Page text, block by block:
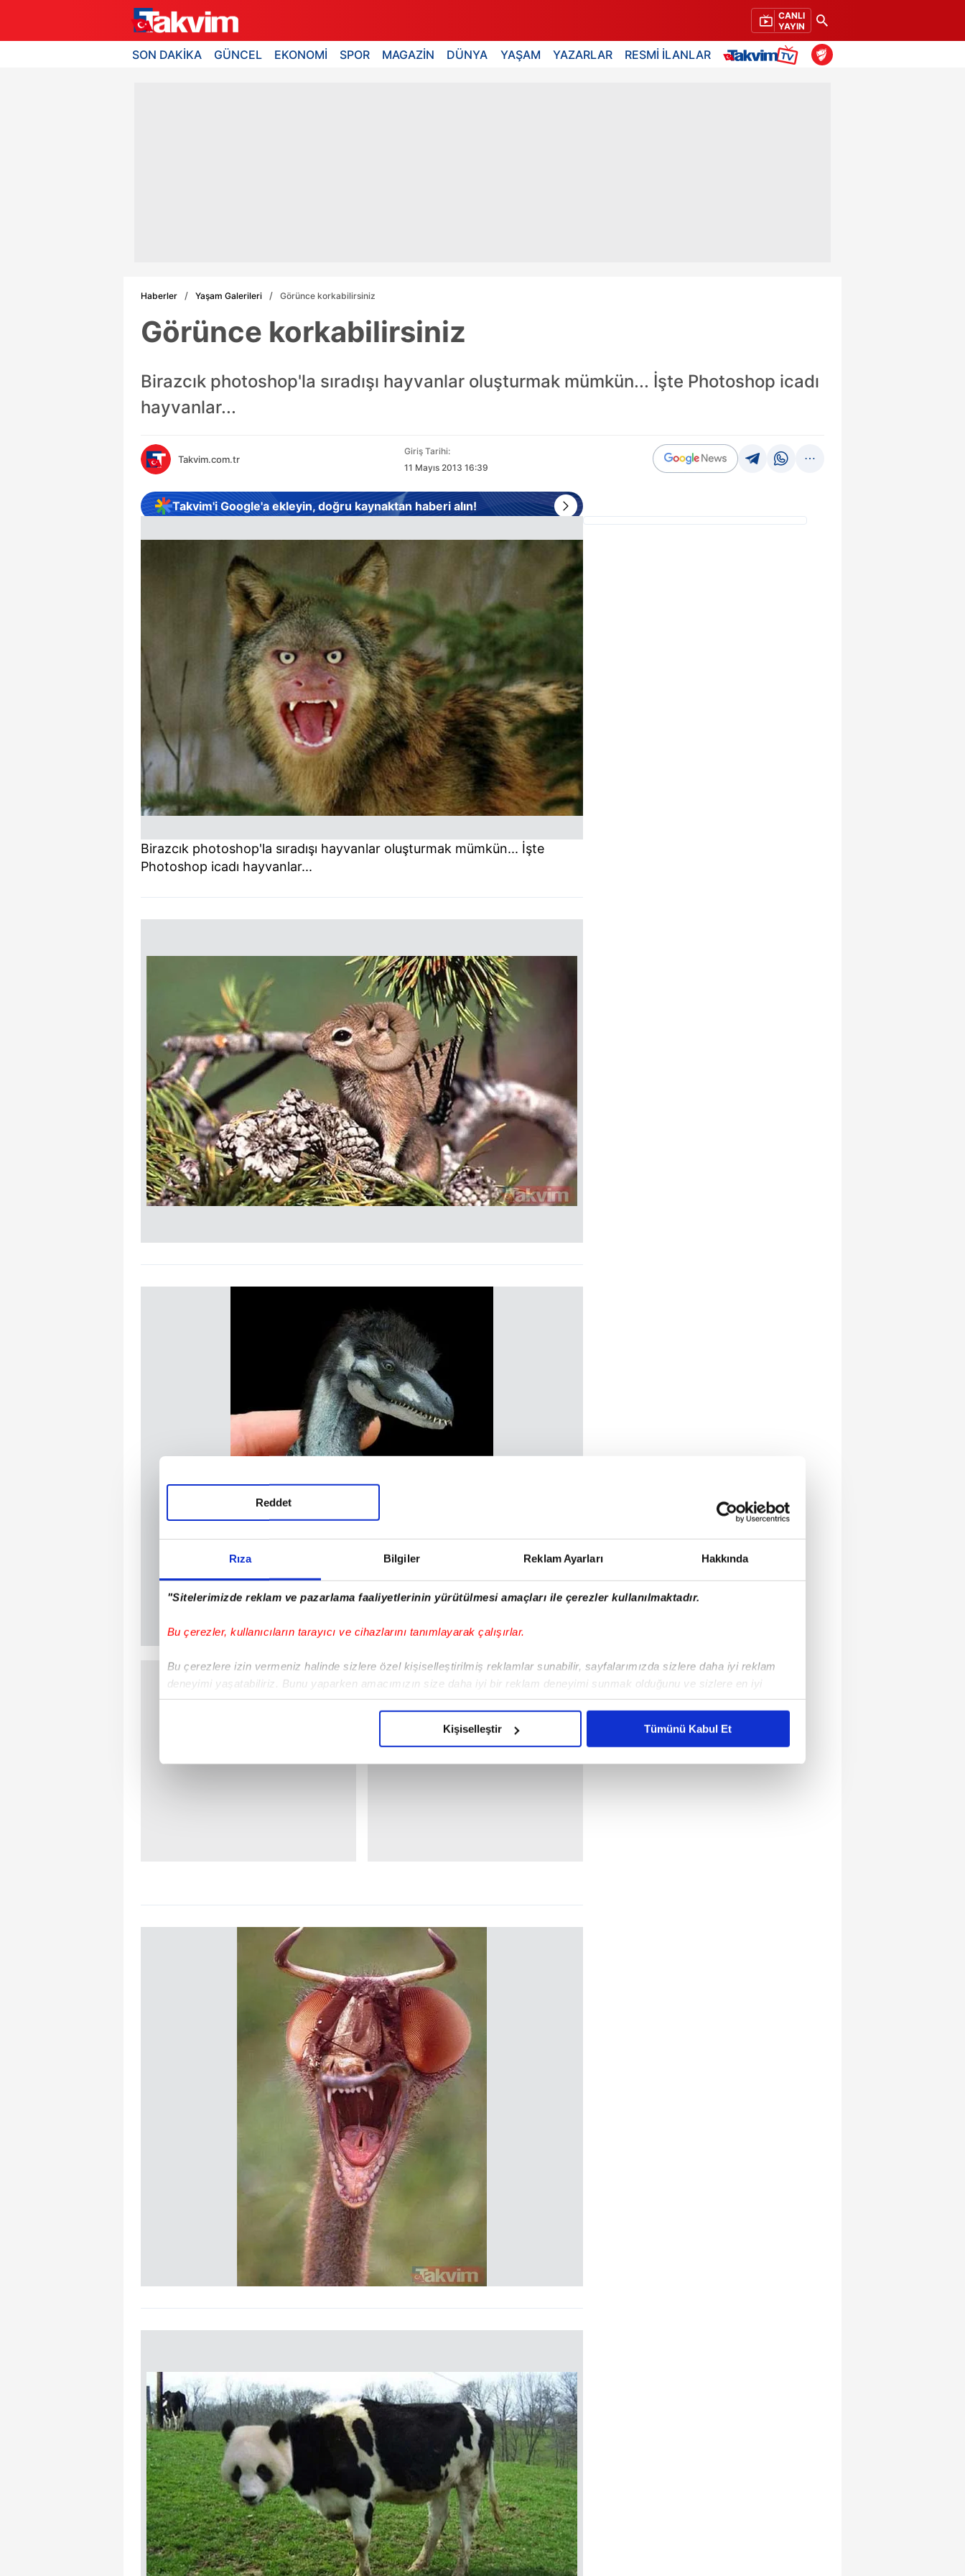
Rıza Bilgiler Reklam Ayarları Hakkında
"Sitelerimizde reklam ve pazarlama faaliyetlerinin yürütülmesi amaçları ile çerezler kullanılmaktadır.
Bu çerezler, kullanıcıların tarayıcı ve cihazlarını tanımlayarak çalışırlar.
Bu çerezlere izin vermeniz halinde sizlere özel kişiselleştirilmiş reklamlar sunabilir, sayfalarımızda sizlere daha iyi reklam
deneyimi yaşatabiliriz. Bunu yaparken amacımızın size daha iyi bir reklam deneyimi sunmak olduğunu ve sizlere en iyi
içerikleri sunabilmek adına elimizden gelen çabayı gösterdiğimizi ve bu noktada, reklamların maliyetlerimizi karşılamak
6698 sayılı Kişisel Verilerin Korunması Kanunu uyarınca hazırlanmış Aydınlatma Metnimizi okumak ve sitemizde ilgili
mevzuata uygun olarak kullanılan çerezlerle ilgili bilgi almak için lütfen
Reddet
Kişiselleştir Tümünü Kabul Et
CANLI
YAYIN
SON DAKİKA GÜNCEL EKONOMİ SPOR MAGAZİN DÜNYA YAŞAM YAZARLAR RESMİ İLANLAR
Haberler Yaşam Galerileri Görünce korkabilirsiniz
Görünce korkabilirsiniz
Birazcık photoshop'la sıradışı hayvanlar oluşturmak mümkün... İşte Photoshop icadı
hayvanlar...
Takvim.com.tr
Giriş Tarihi:
11 Mayıs 2013 16:39
Takvim'i Google'a ekleyin, doğru kaynaktan haberi alın!
Birazcık photoshop'la sıradışı hayvanlar oluşturmak mümkün... İşte
Photoshop icadı hayvanlar...